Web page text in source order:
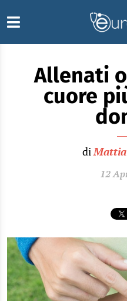
Allenati
cuore
di
12